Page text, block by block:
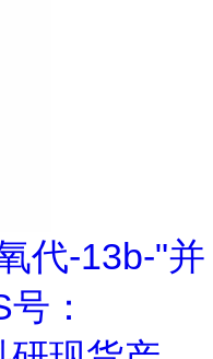
代-13b-"并
：